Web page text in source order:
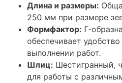
Длина и размеры:
250 мм при размере
Формфактор: Г-
обеспечивает
выполнении работ.
Шлиц: Шестигранный,
для работы с